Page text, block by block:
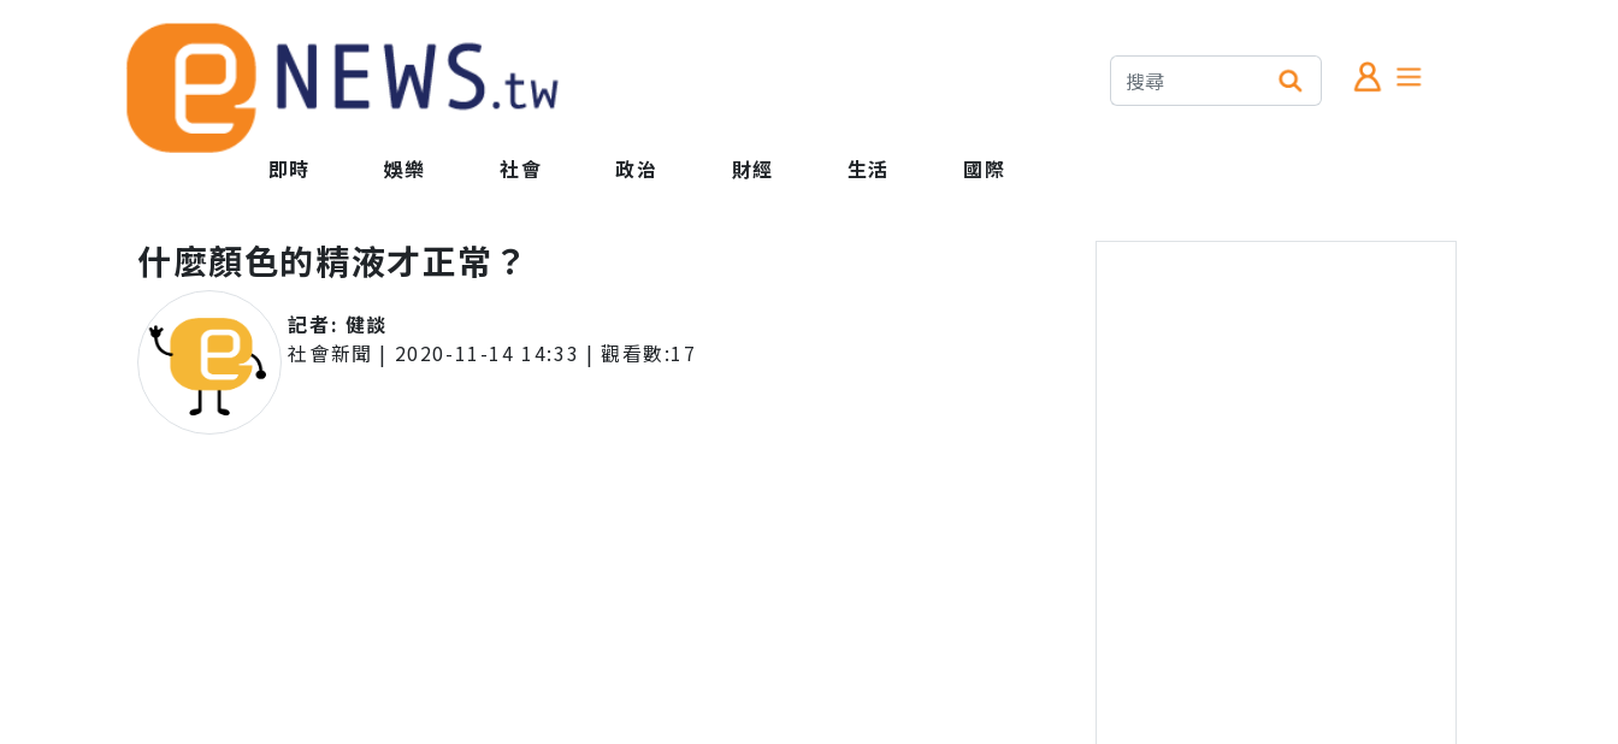
即時 娛樂 社會 政治 財經 生活 國際
什麼顏色的精液才正常？
記者: 健談
社會新聞 | 2020-11-14 14:33 | 觀看數:17